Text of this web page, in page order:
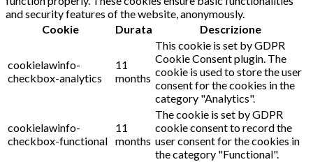
and security features of the website, anonymously.
Cookie
Durata Descrizione
cookielawinfo-
checkbox-analytics
11
months
This cookie is set by GDPR
Cookie Consent plugin. The
cookie is used to store the user
consent for the cookies in the
category "Analytics".
cookielawinfo-
checkbox-functional
11
months
The cookie is set by GDPR
cookie consent to record the
user consent for the cookies in
the category "Functional".